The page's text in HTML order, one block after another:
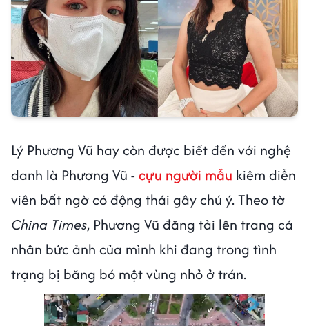
Lý Phương Vũ hay còn được biết đến với nghệ
danh là Phương Vũ - cựu người mẫu kiêm diễn
viên bất ngờ có động thái gây chú ý. Theo tờ
China Times, Phương Vũ đăng tải lên trang cá
nhân bức ảnh của mình khi đang trong tình
trạng bị băng bó một vùng nhỏ ở trán.